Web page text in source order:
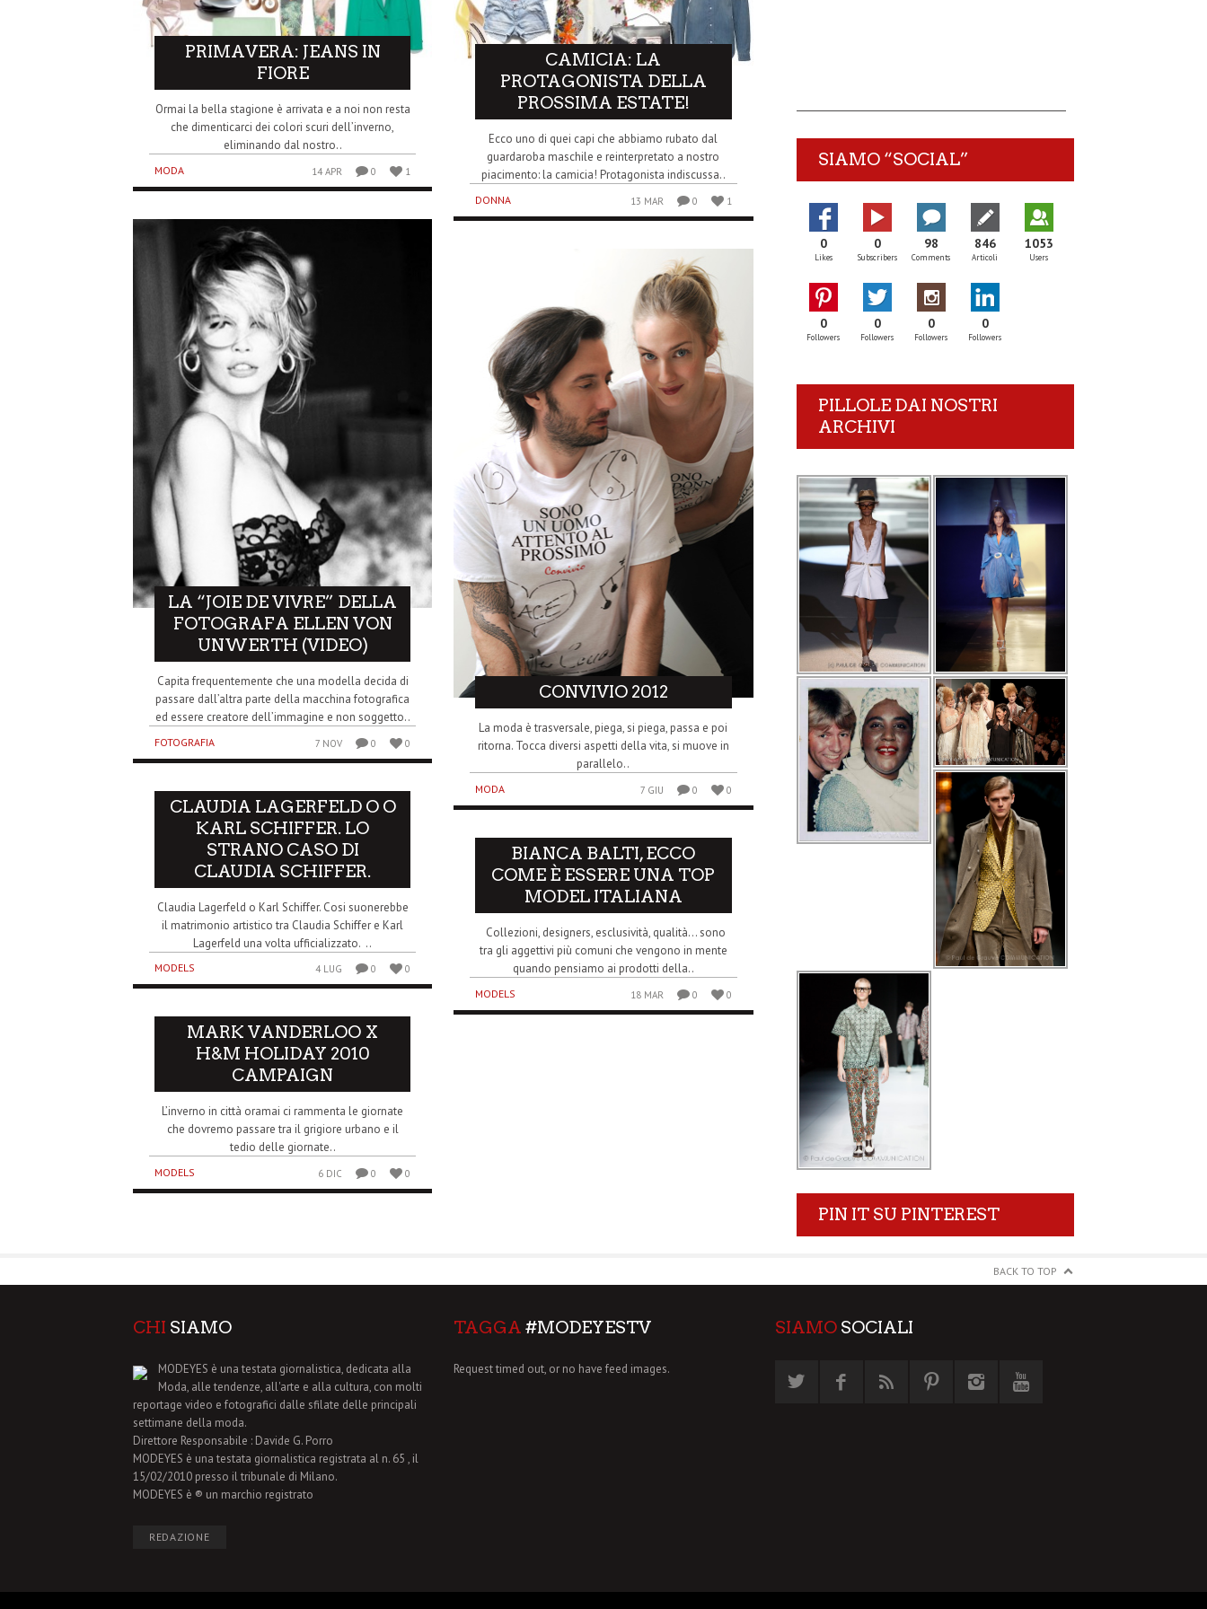
PRIMAVERA: JEANS IN
FIORE
Ormai la bella stagione è arrivata e a noi non resta
che dimenticarci dei colori scuri dell’inverno,
eliminando dal nostro..
MODA 14 APR 0 1
LA “JOIE DE VIVRE” DELLA
FOTOGRAFA ELLEN VON
UNWERTH (VIDEO)
Capita frequentemente che una modella decida di
passare dall’altra parte della macchina fotografica
ed essere creatore dell’immagine e non soggetto..
FOTOGRAFIA 7 NOV 0 0
CLAUDIA LAGERFELD O O
KARL SCHIFFER. LO
STRANO CASO DI
CLAUDIA SCHIFFER.
Claudia Lagerfeld o Karl Schiffer. Cosi suonerebbe
il matrimonio artistico tra Claudia Schiffer e Karl
Lagerfeld una volta ufficializzato. ..
MODELS 4 LUG 0 0
MARK VANDERLOO X
H&M HOLIDAY 2010
CAMPAIGN
L’inverno in città oramai ci rammenta le giornate
che dovremo passare tra il grigiore urbano e il
tedio delle giornate..
MODELS 6 DIC 0 0
CAMICIA: LA
PROTAGONISTA DELLA
PROSSIMA ESTATE!
Ecco uno di quei capi che abbiamo rubato dal
guardaroba maschile e reinterpretato a nostro
piacimento: la camicia! Protagonista indiscussa..
DONNA 13 MAR 0 1
CONVIVIO 2012
La moda è trasversale, piega, si piega, passa e poi
ritorna. Tocca diversi aspetti della vita, si muove in
parallelo..
MODA 7 GIU 0 0
BIANCA BALTI, ECCO
COME È ESSERE UNA TOP
MODEL ITALIANA
Collezioni, designers, esclusività, qualità… sono
tra gli aggettivi più comuni che vengono in mente
quando pensiamo ai prodotti della..
MODELS 18 MAR 0 0
SIAMO “SOCIAL”
0
Likes
0
Subscribers
98
Comments
846
Articoli
1053
Users
0
Followers
0
Followers
0
Followers
0
Followers
PILLOLE DAI NOSTRI
ARCHIVI
PIN IT SU PINTEREST
BACK TO TOP
CHI SIAMO
MODEYES è una testata giornalistica, dedicata alla
Moda, alle tendenze, all'arte e alla cultura, con molti
reportage video e fotografici dalle sfilate delle principali
settimane della moda.
Direttore Responsabile : Davide G. Porro
MODEYES è una testata giornalistica registrata al n. 65 , il
15/02/2010 presso il tribunale di Milano.
MODEYES è ® un marchio registrato
REDAZIONE
TAGGA #MODEYESTV
Request timed out, or no have feed images.
SIAMOSOCIALI